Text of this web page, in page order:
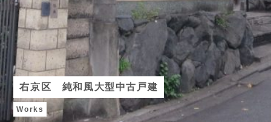
右京区 純和風大型中古戸建
Works